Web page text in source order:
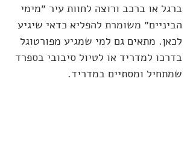
ברגל או ברכב ורוצה לחוות עיר ״מימי
הביניים״ משומרת להפליא כדאי שיגיע
לכאן. מתאים גם למי שמגיע מפורטוגל
בדרכו למדריד או לטיול סיבובי בספרד
שמתחיל ומסתיים במדריד.